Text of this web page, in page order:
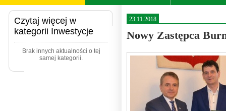
Czytaj więcej w
kategorii Inwestycje
Brak innych aktualności o tej
samej kategorii.
23.11.2018
Nowy Zastępca